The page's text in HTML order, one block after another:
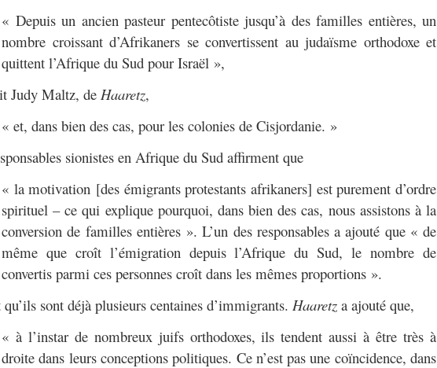
« Depuis un ancien pasteur pentecôtiste jusqu’à des familles entières, un
nombre croissant d’Afrikaners se convertissent au judaïsme orthodoxe et
quittent l’Afrique du Sud pour Israël »,
Judy Maltz, deHaaretz,
« et, dans bien des cas, pour les colonies de Cisjordanie. »
sionistes en Afrique du Sud affirment que
« la motivation [des émigrants protestants afrikaners] est purement d’ordre
spirituel – ce qui explique pourquoi, dans bien des cas, nous assistons à la
conversion de familles entières ». L’un des responsables a ajouté que « de
même que croît l’émigration depuis l’Afrique du Sud, le nombre de
convertis parmi ces personnes croît dans les mêmes proportions ».
sont déjà plusieurs centaines d’immigrants. Haaretz a ajouté que,
« à l’instar de nombreux juifs orthodoxes, ils tendent aussi à être très à
droite dans leurs conceptions politiques. Ce n’est pas une coïncidence, dans